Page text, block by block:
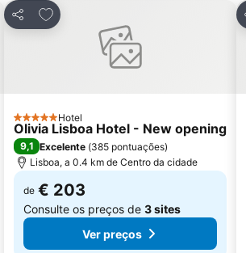
Partilhar
Adicionar aos favoritos
5 EstrelasHotel
Olivia Lisboa Hotel - New opening
9,1 Excelente (385 pontuações)
Lisboa, a 0.4 km de Centro da cidade
de € 203
Consulte os preços de 3 sites
Ver preços